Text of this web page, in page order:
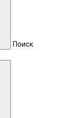
Поиск